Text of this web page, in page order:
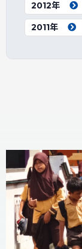
2012年
2011年